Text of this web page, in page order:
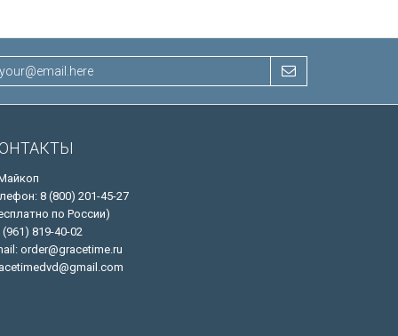
8 (800) 201-45-27
по России)
(961) 819-40-02
order@gracetime.ru